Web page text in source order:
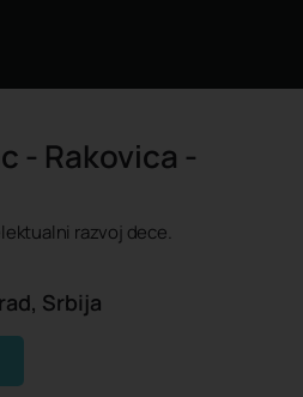
- Rakovica -
razvoj dece.
Srbija